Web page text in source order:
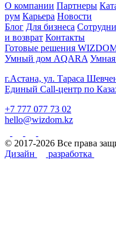
О компании Партнеры
рум Карьера Новости
Блог Для бизнеса
и возврат Контакты
Готовые решения
Умный дом AQARA Умная
г.Астана, ул. Тараса
Единый Call-центр по
+7 777 077 73 02
hello@wizdom.kz
© 2017-2026 Все права
Дизайн
разработка